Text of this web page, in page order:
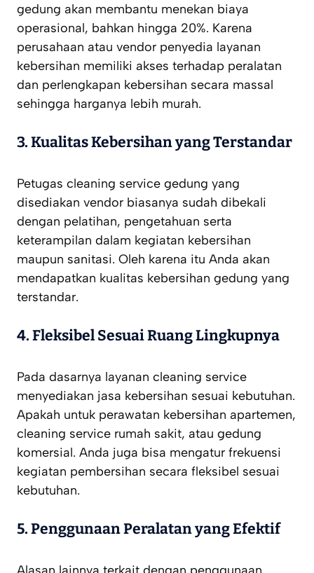
gedung akan membantu menekan biaya
operasional, bahkan hingga 20%. Karena
perusahaan atau vendor penyedia layanan
kebersihan memiliki akses terhadap peralatan
dan perlengkapan kebersihan secara massal
sehingga harganya lebih murah.
3.Kualitas Kebersihan yang Terstandar
Petugas cleaning service gedung yang
disediakan vendor biasanya sudah dibekali
dengan pelatihan, pengetahuan serta
keterampilan dalam kegiatan kebersihan
maupun sanitasi. Oleh karena itu Anda akan
mendapatkan kualitas kebersihan gedung yang
terstandar.
4.Fleksibel Sesuai Ruang Lingkupnya
Pada dasarnya layanan cleaning service
menyediakan jasa kebersihan sesuai kebutuhan.
Apakah untuk perawatan kebersihan apartemen,
cleaning service rumah sakit, atau gedung
komersial. Anda juga bisa mengatur frekuensi
kegiatan pembersihan secara fleksibel sesuai
kebutuhan.
5.Penggunaan Peralatan yang Efektif
Alasan lainnya terkait dengan penggunaan